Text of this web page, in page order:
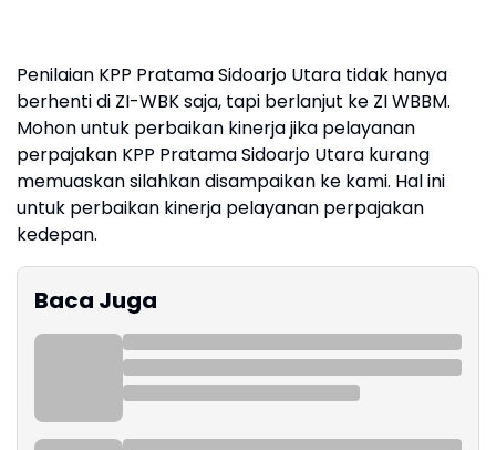
Penilaian KPP Pratama Sidoarjo Utara tidak hanya
berhenti di ZI-WBK saja, tapi berlanjut ke ZI WBBM.
Mohon untuk perbaikan kinerja jika pelayanan
perpajakan KPP Pratama Sidoarjo Utara kurang
memuaskan silahkan disampaikan ke kami. Hal ini
untuk perbaikan kinerja pelayanan perpajakan
kedepan.
Baca Juga